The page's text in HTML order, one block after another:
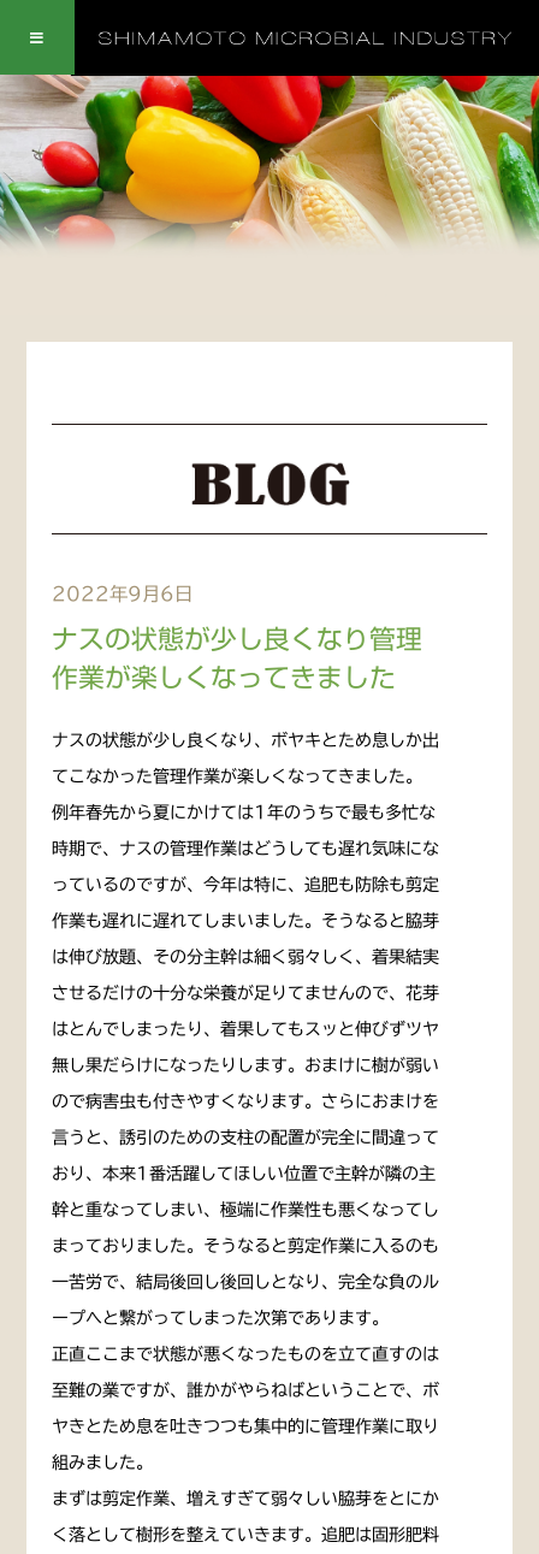
2022年9月6日
ナスの状態が少し良くなり管理
作業が楽しくなってきました
ナスの状態が少し良くなり、ボヤキとため息しか出
てこなかった管理作業が楽しくなってきました。
例年春先から夏にかけては1年のうちで最も多忙な
時期で、ナスの管理作業はどうしても遅れ気味にな
っているのですが、今年は特に、追肥も防除も剪定
作業も遅れに遅れてしまいました。そうなると脇芽
は伸び放題、その分主幹は細く弱々しく、着果結実
させるだけの十分な栄養が足りてませんので、花芽
はとんでしまったり、着果してもスッと伸びずツヤ
無し果だらけになったりします。おまけに樹が弱い
ので病害虫も付きやすくなります。さらにおまけを
言うと、誘引のための支柱の配置が完全に間違って
おり、本来1番活躍してほしい位置で主幹が隣の主
幹と重なってしまい、極端に作業性も悪くなってし
まっておりました。そうなると剪定作業に入るのも
一苦労で、結局後回し後回しとなり、完全な負のル
ープへと繋がってしまった次第であります。
正直ここまで状態が悪くなったものを立て直すのは
至難の業ですが、誰かがやらねばということで、ボ
ヤきとため息を吐きつつも集中的に管理作業に取り
組みました。
まずは剪定作業、増えすぎて弱々しい脇芽をとにか
く落として樹形を整えていきます。追肥は固形肥料